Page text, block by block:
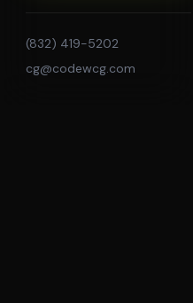
(832) 419-5202
cg@codewcg.com